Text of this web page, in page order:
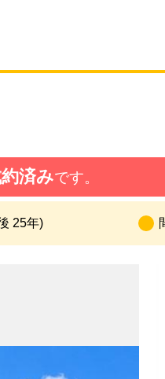
済みです。
25年)